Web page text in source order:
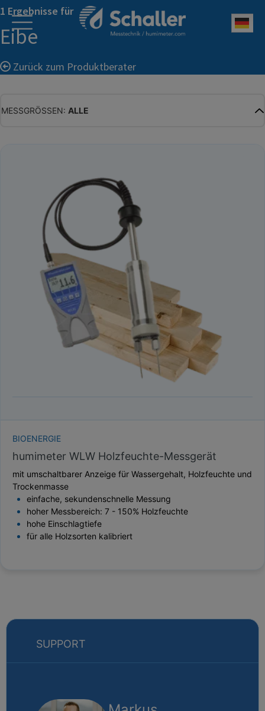
1 Ergebnisse für
Eibe
Zurück zum Produktberater
MESSGRÖSSEN: ALLE
RELATIVE FEUCHTE
ABSOLUTE FEUCHTE
TEMPERATUR
GLEICHGEWICHTSFEUCHTE
WASSERAKTIVITÄT
TROCKENSUBSTANZ
HEKTOLITERGEWICHT
TAUPUNKT
SCHÜTTDICHTE
GEWICHT / MASSE
BIOENERGIE
humimeter WLW Holzfeuchte-Messgerät
mit umschaltbarer Anzeige für Wassergehalt, Holzfeuchte und
Trockenmasse
einfache, sekundenschnelle Messung
hoher Messbereich: 7 - 150% Holzfeuchte
hohe Einschlagtiefe
für alle Holzsorten kalibriert
SUPPORT